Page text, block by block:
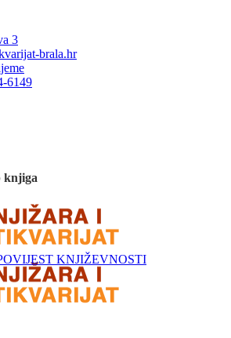
3
brala.hr
6149
knjiga
KNJIŽEVNOSTI